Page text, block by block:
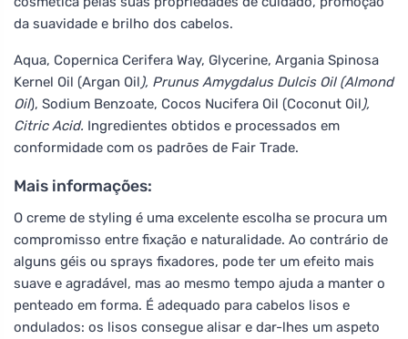
da suavidade e brilho dos cabelos.
Aqua, Copernica Cerifera Way, Glycerine, Argania Spinosa
Kernel Oil (Argan Oil ), Prunus Amygdalus Dulcis Oil (Almond
Oil), Sodium Benzoate, Cocos Nucifera Oil (Coconut Oil ),
Citric Acid. Ingredientes obtidos e processados em
conformidade com os padrões de Fair Trade.
Mais informações:
O creme de styling é uma excelente escolha se procura um
compromisso entre fixação e naturalidade. Ao contrário de
alguns géis ou sprays fixadores, pode ter um efeito mais
suave e agradável, mas ao mesmo tempo ajuda a manter o
penteado em forma. É adequado para cabelos lisos e
ondulados: os lisos consegue alisar e dar-lhes um aspeto